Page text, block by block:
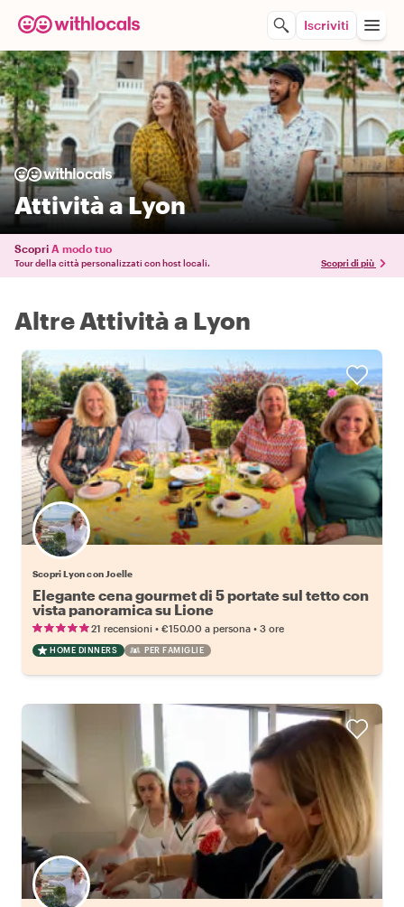
Iscriviti
Attività a Lyon
Scopri A modo tuo
Tour della città personalizzati con host locali. Scopri di più
Altre Attività a Lyon
Scopri Lyon con Joelle
Elegante cena gourmet di 5 portate sul tetto con
vista panoramica su Lione
21 recensioni • €150.00 a persona • 3 ore
HOME DINNERS PER FAMIGLIE